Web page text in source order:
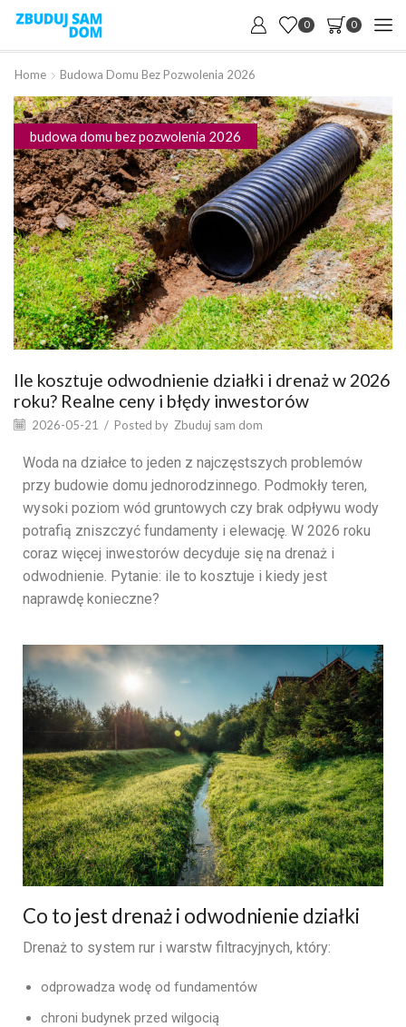
0 0
Home Budowa Domu Bez Pozwolenia 2026
budowa domu bez pozwolenia 2026
Ile kosztuje odwodnienie działki i drenaż w 2026
roku? Realne ceny i błędy inwestorów
2026-05-21 / Posted by Zbuduj sam dom
Woda na działce to jeden z najczęstszych problemów
przy budowie domu jednorodzinnego. Podmokły teren,
wysoki poziom wód gruntowych czy brak odpływu wody
potrafią zniszczyć fundamenty i elewację. W 2026 roku
coraz więcej inwestorów decyduje się na drenaż i
odwodnienie. Pytanie: ile to kosztuje i kiedy jest
naprawdę konieczne?
Co to jest drenaż i odwodnienie działki
Drenaż to system rur i warstw filtracyjnych, który:
odprowadza wodę od fundamentów
chroni budynek przed wilgocią